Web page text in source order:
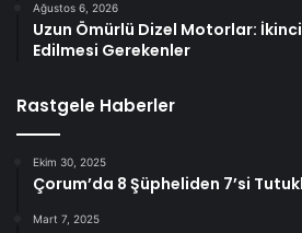
Ağustos 6, 2026
Uzun Ömürlü Dizel Motorlar:
Edilmesi Gerekenler
Rastgele Haberler
Ekim 30, 2025
Çorum’da 8 Şüpheliden 7’si
Mart 7, 2025